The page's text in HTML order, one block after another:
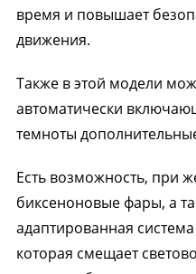
время и повышает
движения.
Также в этой модели
автоматически
темноты
Есть возможность, при
биксеноновые фары, а
адаптированная
которая смещает